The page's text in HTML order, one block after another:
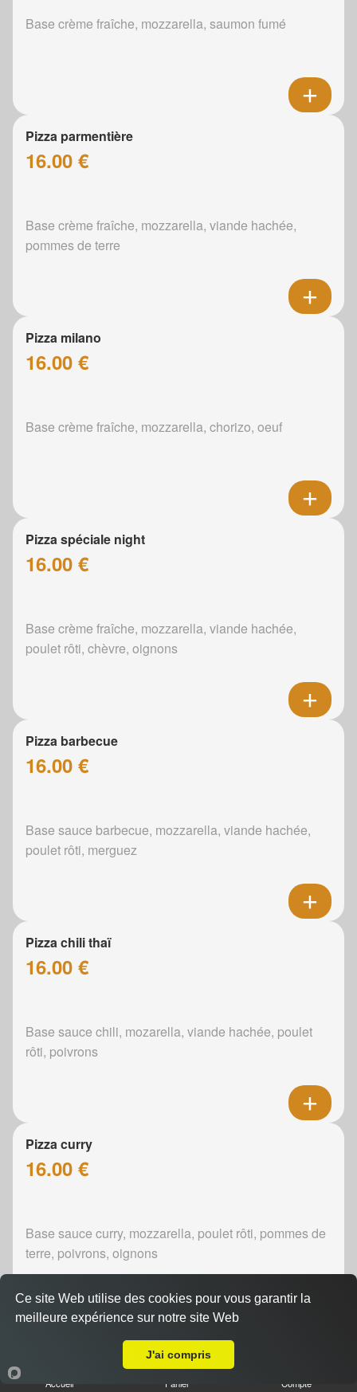
Base crème fraîche, mozzarella, saumon fumé
Pizza parmentière
16.00 €
Base crème fraîche, mozzarella, viande hachée,
pommes de terre
Pizza milano
16.00 €
Base crème fraîche, mozzarella, chorizo, oeuf
Pizza spéciale night
16.00 €
Base crème fraîche, mozzarella, viande hachée,
poulet rôti, chèvre, oignons
Pizza barbecue
16.00 €
Base sauce barbecue, mozzarella, viande hachée,
poulet rôti, merguez
Pizza chili thaï
16.00 €
Base sauce chili, mozarella, viande hachée, poulet
rôti, poivrons
Pizza curry
16.00 €
Base sauce curry, mozzarella, poulet rôti, pommes de
terre, poivrons, oignons
Accueil Panier Compte
Ce site Web utilise des cookies pour vous garantir la
meilleure expérience sur notre site Web
J'ai compris